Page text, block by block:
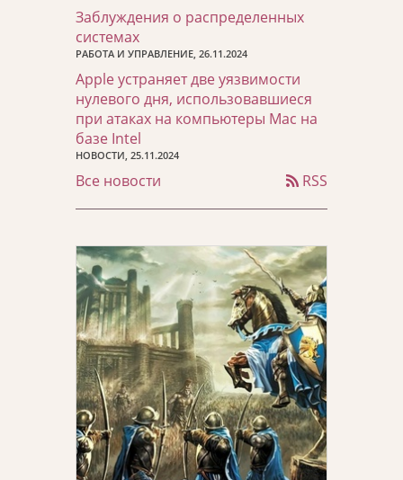
Заблуждения о распределенных
системах
РАБОТА И УПРАВЛЕНИЕ, 26.11.2024
Apple устраняет две уязвимости
нулевого дня, использовавшиеся
при атаках на компьютеры Mac на
базе Intel
НОВОСТИ, 25.11.2024
Все новости RSS